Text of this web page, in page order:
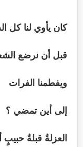
كان يأوي لنا كل
قبل أن نرضع
ويفطمنا الفرات
إلى أين تمضي ؟
العزلةُ قبلةُ